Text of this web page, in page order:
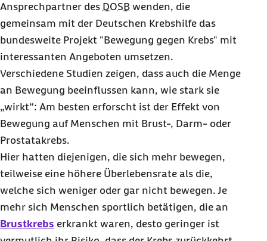
Ansprechpartner des DOSB wenden, die
gemeinsam mit der Deutschen Krebshilfe das
bundesweite Projekt "Bewegung gegen Krebs" mit
interessanten Angeboten umsetzen.
Verschiedene Studien zeigen, dass auch die Menge
an Bewegung beeinflussen kann, wie stark sie
„wirkt“: Am besten erforscht ist der Effekt von
Bewegung auf Menschen mit Brust-, Darm- oder
Prostatakrebs.
Hier hatten diejenigen, die sich mehr bewegen,
teilweise eine höhere Überlebensrate als die,
welche sich weniger oder gar nicht bewegen. Je
mehr sich Menschen sportlich betätigen, die an
Brustkrebs erkrankt waren, desto geringer ist